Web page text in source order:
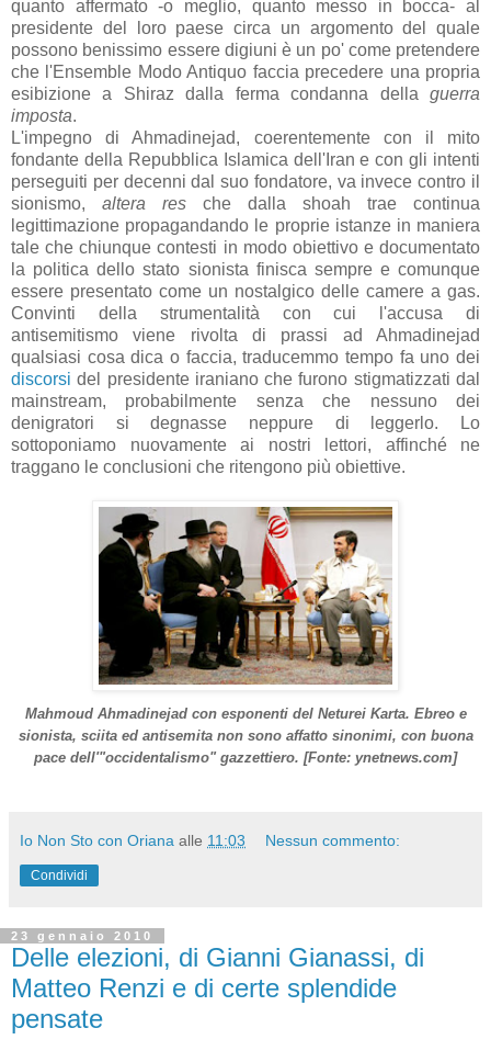
quanto affermato -o meglio, quanto messo in bocca- al
presidente del loro paese circa un argomento del quale
possono benissimo essere digiuni è un po' come pretendere
che l'Ensemble Modo Antiquo faccia precedere una propria
esibizione a Shiraz dalla ferma condanna della guerra
imposta.
L'impegno di Ahmadinejad, coerentemente con il mito
fondante della Repubblica Islamica dell'Iran e con gli intenti
perseguiti per decenni dal suo fondatore, va invece contro il
sionismo, altera res che dalla shoah trae continua
legittimazione propagandando le proprie istanze in maniera
tale che chiunque contesti in modo obiettivo e documentato
la politica dello stato sionista finisca sempre e comunque
essere presentato come un nostalgico delle camere a gas.
Convinti della strumentalità con cui l'accusa di
antisemitismo viene rivolta di prassi ad Ahmadinejad
qualsiasi cosa dica o faccia, traducemmo tempo fa uno dei
discorsi del presidente iraniano che furono stigmatizzati dal
mainstream, probabilmente senza che nessuno dei
denigratori si degnasse neppure di leggerlo. Lo
sottoponiamo nuovamente ai nostri lettori, affinché ne
traggano le conclusioni che ritengono più obiettive.
Mahmoud Ahmadinejad con esponenti del Neturei Karta. Ebreo e
sionista, sciita ed antisemita non sono affatto sinonimi, con buona
pace dell'"occidentalismo" gazzettiero. [Fonte: ynetnews.com]
Io Non Sto con Oriana alle 11:03 Nessun commento:
Condividi
23 gennaio 2010
Delle elezioni, di Gianni Gianassi, di
Matteo Renzi e di certe splendide
pensate